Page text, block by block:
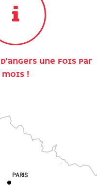
UNE FOIS PAR
MOIS !
PARIS